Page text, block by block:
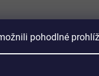
pohodlné